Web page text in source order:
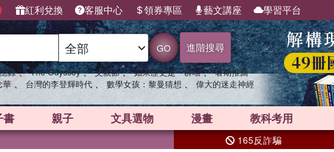
紅利兌換 客服中心 領券專區 藝文講座 學習平台
GO 進階搜尋
錄 、 The Odyssey 、 父親節 、 如果歷史是一群喵 、 暑期推薦
華 、 台灣的李登輝時代 、 數學女孩：黎曼猜想 、 偉大的迷走神經
書 親子 文具選物 漫畫 教科考用
165反詐騙